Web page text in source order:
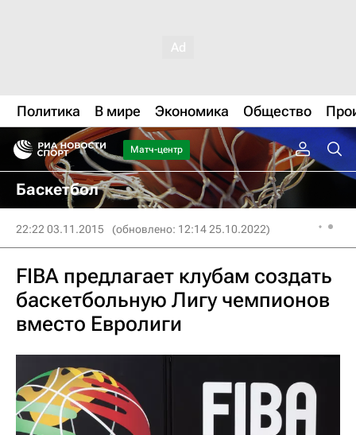
Политика В мире Экономика Общество
Матч-центр
Баскетбол
22:22 03.11.2015 (обновлено: 12:14 25.10.2022)
FIBA предлагает клубам создать
баскетбольную Лигу чемпионов
вместо Евролиги